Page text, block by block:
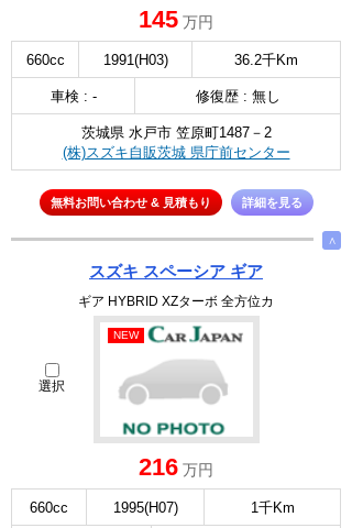
145 万円
660cc 1991(H03) 36.2千Km
車検 : - 修復歴 : 無し
茨城県 水戸市 笠原町1487－2
(株)スズキ自販茨城 県庁前センター
無料お問い合わせ & 見積もり 詳細を見る
∧
スズキ スペーシア ギア
ギア HYBRID XZターボ 全方位カ
選択
NEW
216 万円
660cc 1995(H07) 1千Km